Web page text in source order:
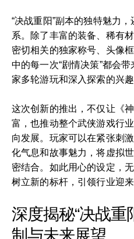
“决战重阳”副本的独特魅力
系。除了丰富的装备、稀有
密切相关的独家称号、头像
中的每一次“剧情决策”都会
家多轮游玩和深入探索的兴趣
这次创新的推出，不仅让《
富，也推动整个武侠游戏行
向发展。玩家可以在紧张刺
化气息和故事魅力，将虚拟
密结合。如此用心的设定，
树立新的标杆，引领行业迎
深度揭秘“决战
制与未来展望